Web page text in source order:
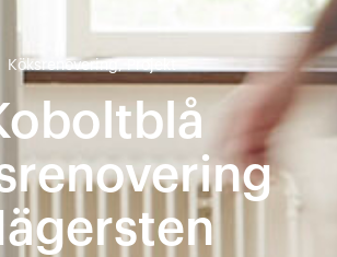
Köksrenovering, Projekt